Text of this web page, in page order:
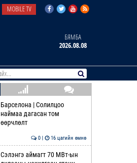
MOBILE TV
БЯМБА
2026.08.08
Барселона | Солилцоо
наймаа дагасан том
өөрчлөлт
0 | 16 цагийн өмнө
Сэлэнгэ аймагт 70 МВт-ын